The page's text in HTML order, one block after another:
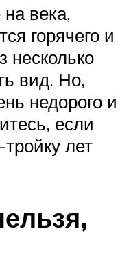
века,
горячего и
несколько
вид. Но,
недорого и
если
лет